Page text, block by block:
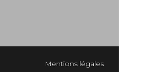
Mentions légales